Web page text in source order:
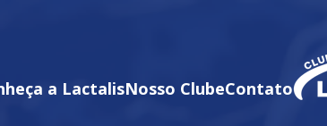
a LactalisNosso ClubeContato